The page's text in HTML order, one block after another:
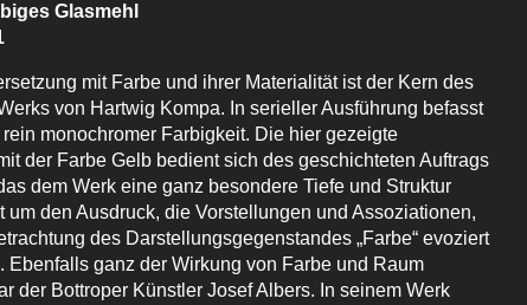
Glasmehl
mit Farbe und ihrer Materialität ist der Kern des
von Hartwig Kompa. In serieller Ausführung befasst
monochromer Farbigkeit. Die hier gezeigte
der Farbe Gelb bedient sich des geschichteten Auftrags
dem Werk eine ganz besondere Tiefe und Struktur
um den Ausdruck, die Vorstellungen und Assoziationen,
des Darstellungsgegenstandes „Farbe“ evoziert
Ebenfalls ganz der Wirkung von Farbe und Raum
der Bottroper Künstler Josef Albers. In seinem Werk